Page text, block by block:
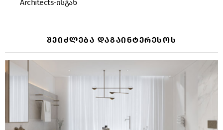
Architects-ისგან
ᲨᲔᲘᲫᲚᲔᲑᲐ ᲓᲐᲒᲐᲘᲜᲢᲔᲠᲔᲡᲝᲡ